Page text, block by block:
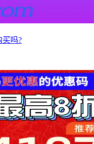
买吗?